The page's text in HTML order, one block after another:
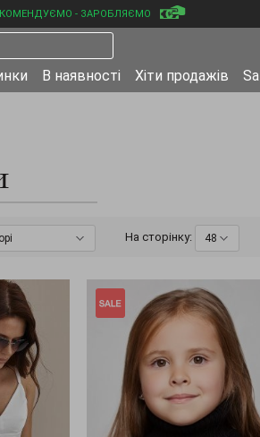
- ЗАРОБЛЯЄМО
В наявності Хіти продажів
На сторінку: 48